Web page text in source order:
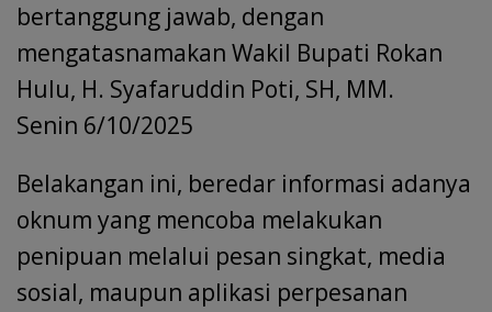
bertanggung jawab, dengan
mengatasnamakan Wakil Bupati Rokan
Hulu, H. Syafaruddin Poti, SH, MM.
Senin 6/10/2025
Belakangan ini, beredar informasi adanya
oknum yang mencoba melakukan
penipuan melalui pesan singkat, media
sosial, maupun aplikasi perpesanan